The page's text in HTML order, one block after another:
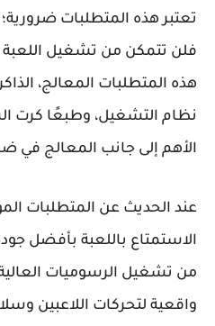
تعتبر هذه المتطلبات ضرورية؛
فلن تتمكن من تشغيل
نظام التشغيل، وطبعًا كرت
الأهم إلى جانب المعالج
عند الحديث عن المتطلبات
الاستمتاع باللعبة بأفضل
من تشغيل الرسوميات
واقعية لتحركات اللاعبين